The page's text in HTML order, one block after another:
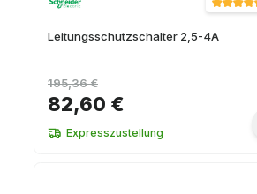
Leitungsschutzschalter 2,5-4A
82,60 €
195,36 €
Expresszustellung